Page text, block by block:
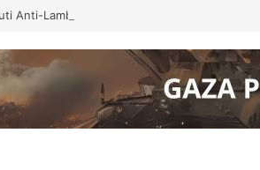
Anti-Lambakan Import Gegelung Keluli